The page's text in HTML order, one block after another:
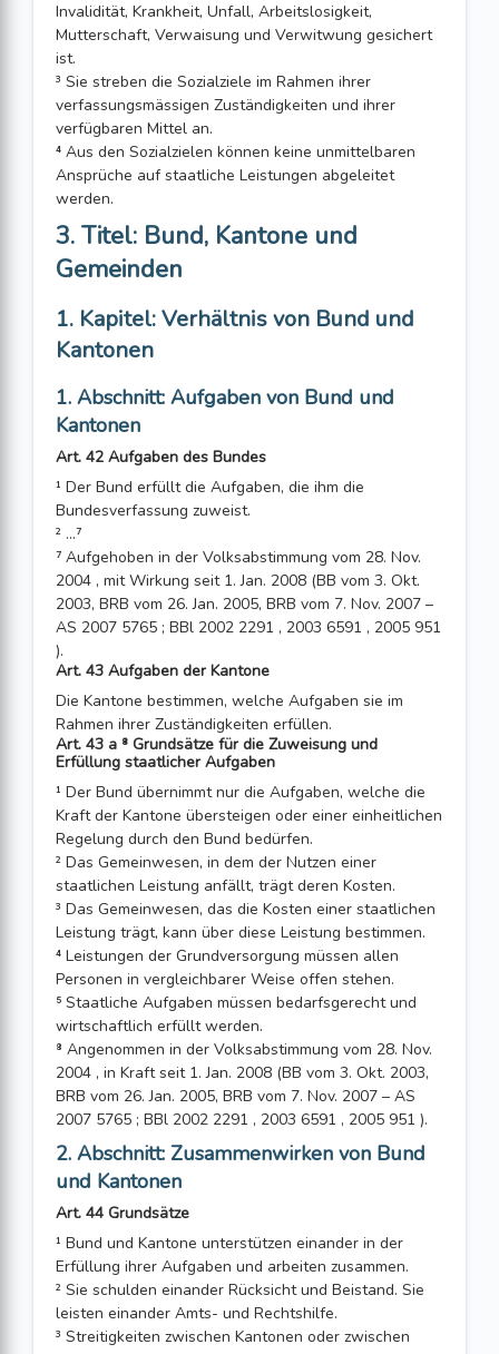
Invalidität, Krankheit, Unfall, Arbeitslosigkeit,
Mutterschaft, Verwaisung und Verwitwung gesichert
ist.
³ Sie streben die Sozialziele im Rahmen ihrer
verfassungsmässigen Zuständigkeiten und ihrer
verfügbaren Mittel an.
⁴ Aus den Sozialzielen können keine unmittelbaren
Ansprüche auf staatliche Lei­s­tungen abgeleitet
werden.
3. Titel: Bund, Kantone und
Gemeinden
1. Kapitel: Verhältnis von Bund und
Kantonen
1. Abschnitt: Aufgaben von Bund und
Kantonen
Art. 42 Aufgaben des Bundes
¹ Der Bund erfüllt die Aufgaben, die ihm die
Bundesverfassung zuweist.
² ...⁷
⁷ Aufgehoben in der Volksabstimmung vom 28. Nov.
2004 , mit Wirkung seit 1. Jan. 2008 (BB vom 3. Okt.
2003, BRB vom 26. Jan. 2005, BRB vom 7. Nov. 2007 –
AS 2007 5765 ; BBl 2002 2291 , 2003 6591 , 2005 951
).
Art. 43 Aufgaben der Kantone
Die Kantone bestimmen, welche Aufgaben sie im
Rahmen ihrer Zuständigkeiten erfüllen.
Art. 43 a ⁸ Grundsätze für die Zuweisung und
Erfüllung staatlicher Aufgaben
¹ Der Bund übernimmt nur die Aufgaben, welche die
Kraft der Kantone übersteigen oder einer einheitlichen
Regelung durch den Bund bedürfen.
² Das Gemeinwesen, in dem der Nutzen einer
staatlichen Leistung anfällt, trägt deren Kosten.
³ Das Gemeinwesen, das die Kosten einer staatlichen
Leistung trägt, kann über diese Leistung bestimmen.
⁴ Leistungen der Grundversorgung müssen allen
Personen in vergleichbarer Weise offen stehen.
⁵ Staatliche Aufgaben müssen bedarfsgerecht und
wirtschaftlich erfüllt werden.
⁸ Angenommen in der Volksabstimmung vom 28. Nov.
2004 , in Kraft seit 1. Jan. 2008 (BB vom 3. Okt. 2003,
BRB vom 26. Jan. 2005, BRB vom 7. Nov. 2007 – AS
2007 5765 ; BBl 2002 2291 , 2003 6591 , 2005 951 ).
2. Abschnitt: Zusammenwirken von Bund
und Kantonen
Art. 44 Grundsätze
¹ Bund und Kantone unterstützen einander in der
Erfüllung ihrer Aufgaben und arbeiten zusammen.
² Sie schulden einander Rücksicht und Beistand. Sie
leisten einander Amts- und Rechtshilfe.
³ Streitigkeiten zwischen Kantonen oder zwischen